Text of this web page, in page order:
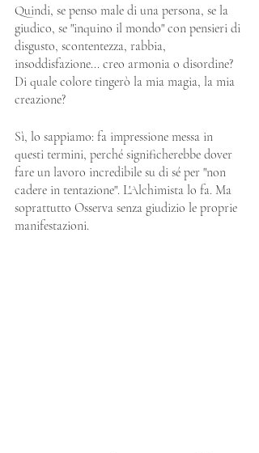
Quindi, se penso male di una persona, se la
giudico, se "inquino il mondo" con pensieri di
disgusto, scontentezza, rabbia,
insoddisfazione... creo armonia o disordine?
Di quale colore tingerò la mia magia, la mia
creazione?
Sì, lo sappiamo: fa impressione messa in
questi termini, perché significherebbe dover
fare un lavoro incredibile su di sé per "non
cadere in tentazione". L'Alchimista lo fa. Ma
soprattutto Osserva senza giudizio le proprie
manifestazioni.